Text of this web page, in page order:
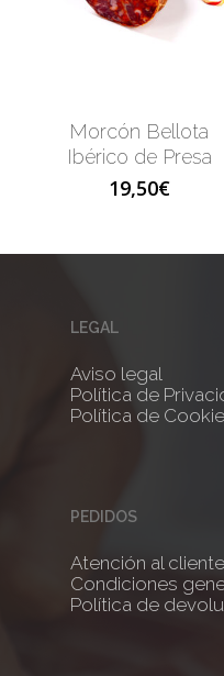
Morcón Bellota
Ibérico de Presa
19,50€
LEGAL
Aviso legal
Política de
Política de
PEDIDOS
Atención al cliente
Condiciones
Política de